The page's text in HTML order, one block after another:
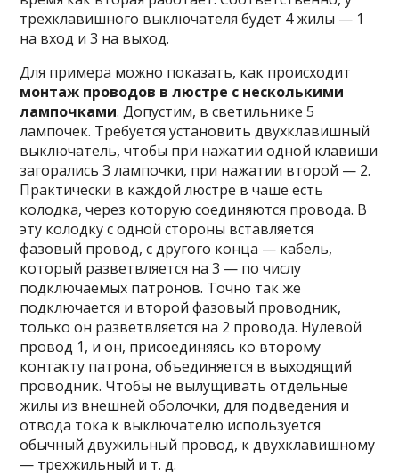
трехклавишного выключателя будет 4 жилы — 1
на вход и 3 на выход.
Для примера можно показать, как происходит
монтаж проводов в люстре с несколькими
лампочками. Допустим, в светильнике 5
лампочек. Требуется установить двухклавишный
выключатель, чтобы при нажатии одной клавиши
загорались 3 лампочки, при нажатии второй — 2.
Практически в каждой люстре в чаше есть
колодка, через которую соединяются провода. В
эту колодку с одной стороны вставляется
фазовый провод, с другого конца — кабель,
который разветвляется на 3 — по числу
подключаемых патронов. Точно так же
подключается и второй фазовый проводник,
только он разветвляется на 2 провода. Нулевой
провод 1, и он, присоединяясь ко второму
контакту патрона, объединяется в выходящий
проводник. Чтобы не вылущивать отдельные
жилы из внешней оболочки, для подведения и
отвода тока к выключателю используется
обычный двужильный провод, к двухклавишному
— трехжильный и т. д.